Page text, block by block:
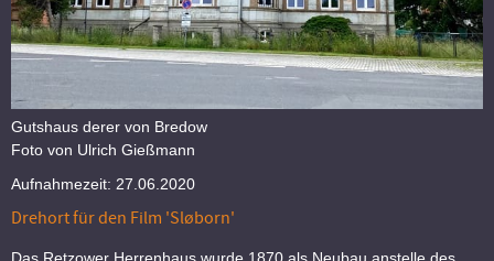
Gutshaus derer von Bredow
Foto von Ulrich Gießmann
Aufnahmezeit: 27.06.2020
Drehort für den Film 'Sløborn'